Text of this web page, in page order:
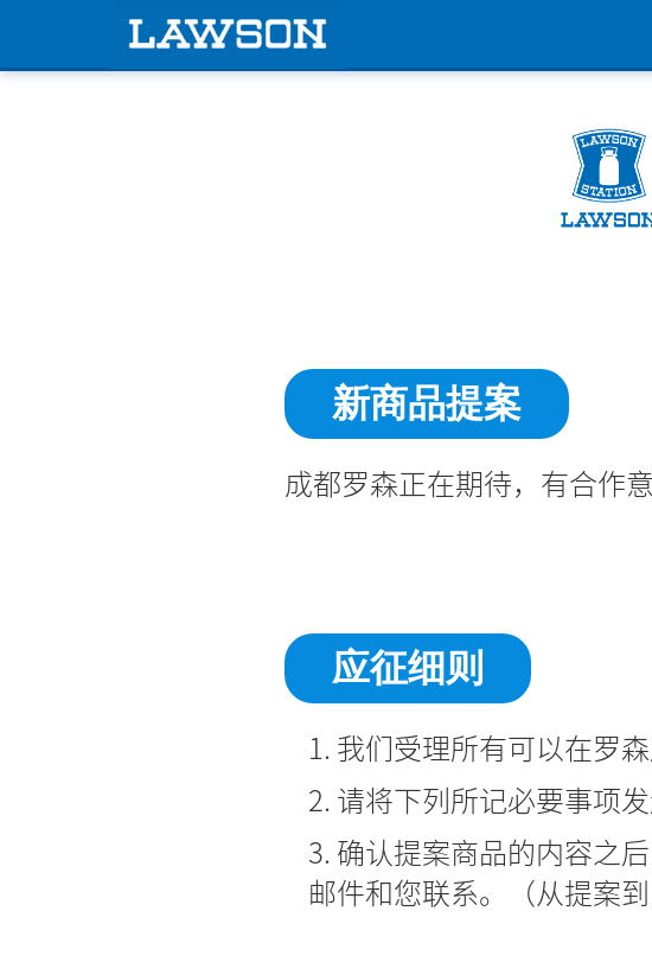
新商品提案
成都罗森正在期待，有合作
应征细则
1. 我们受理所有可以在罗
2. 请将下列所记必要事项
3. 确认提案商品的内容之
邮件和您联系。（从提案到